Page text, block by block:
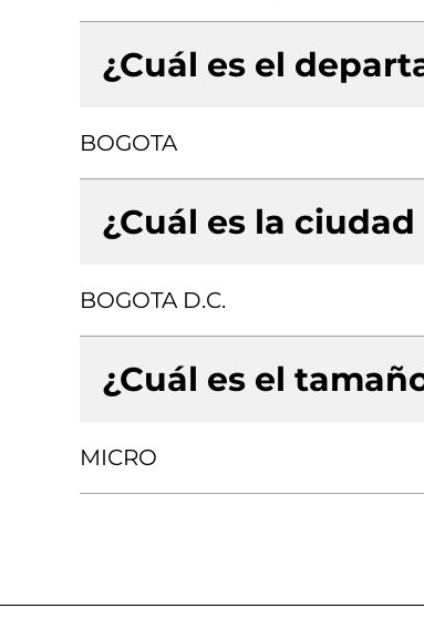
¿Cuál es el
BOGOTA
¿Cuál es la
BOGOTA D.C.
¿Cuál es el
MICRO